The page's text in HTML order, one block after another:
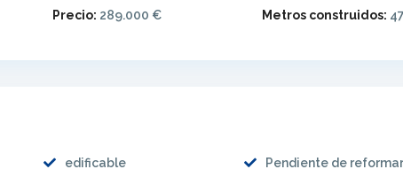
Precio: 289.000 € Metros construidos:
edificable
Pendiente de reformar